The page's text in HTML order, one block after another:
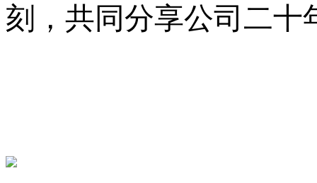
刻，共同分享公司二十